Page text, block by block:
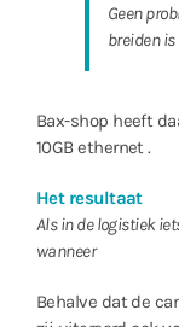
Geen
breiden
Bax-shop heeft
10GB ethernet .
Het resultaat
Als in de logistiek
wanneer
Behalve dat de